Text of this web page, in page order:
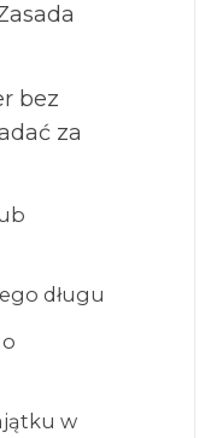
bez
za
długu
w